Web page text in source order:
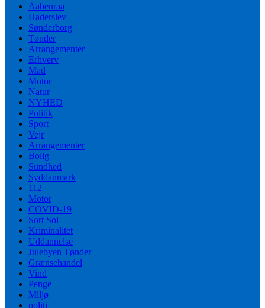
Aabenraa
Haderslev
Sønderborg
Tønder
Arrangementer
Erhverv
Mad
Motor
Natur
NYHED
Politik
Sport
Vejr
Arrangementer
Bolig
Sundhed
Syddanmark
112
Motor
COVID-19
Sort Sol
Kriminalitet
Uddannelse
Julebyen Tønder
Grænsehandel
Vind
Penge
Miljø
politi